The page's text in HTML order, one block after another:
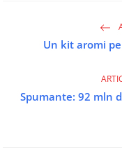
Un kit aromi
Spumante: 92 mln